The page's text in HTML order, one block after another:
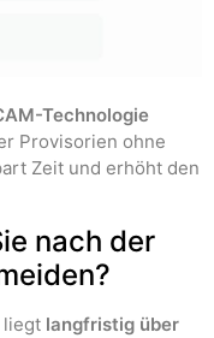
Technologie
Provisorien ohne
Zeit und erhöht den
nach der
liegt langfristig über